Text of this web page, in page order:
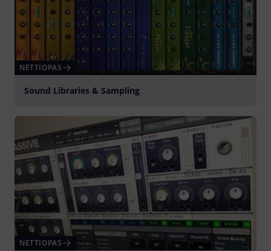
NETTIOPAS
Sound Libraries & Sampling
NETTIOPAS